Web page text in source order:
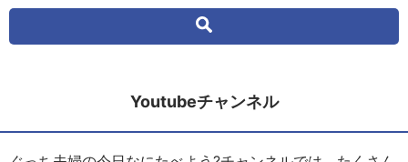
Youtubeチャンネル